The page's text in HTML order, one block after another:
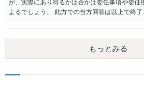
が、実際にあり得るかは否かは委任事項や委任
よるでしょう。 此方での当方回答は以上で終
もっとみる